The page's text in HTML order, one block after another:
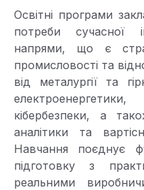
Освітні програми
потреби сучасної
напрями, що є
промисловості та
від металургії та
кібербезпеки, а
аналітики та
Навчання поєднує
підготовку з
реальними